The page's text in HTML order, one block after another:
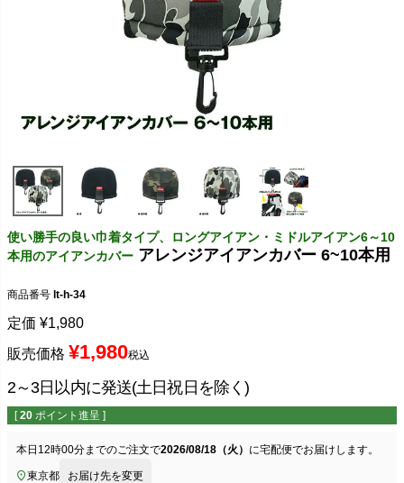
使い勝手の良い巾着タイプ、ロングアイアン・ミドルアイアン6～10
本用のアイアンカバー アレンジアイアンカバー 6~10本用
商品番号 lt-h-34
定価 ¥1,980
販売価格 ¥1,980税込
2～3日以内に発送(土日祝日を除く)
[ 20 ポイント進呈 ]
本日 12時00分までのご注文で2026/08/18（火） に宅配便でお届けします。
東京都 お届け先を変更